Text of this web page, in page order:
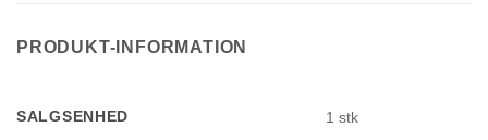
PRODUKT-INFORMATION
SALGSENHED 1 stk